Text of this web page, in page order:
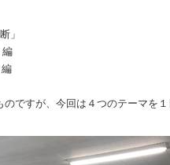
」
ですが、今回は４つのテーマを１